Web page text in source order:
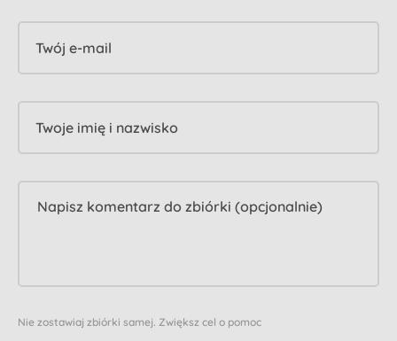
Twój e-mail
Twoje imię i nazwisko
Nie zostawiaj zbiórki samej. Zwiększ cel o pomoc